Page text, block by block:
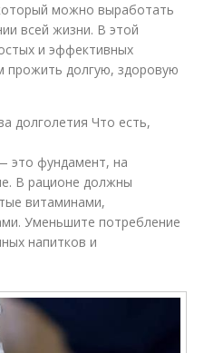
можно выработать
всей жизни. В этой
и эффективных
прожить долгую, здоровую
долголетия Что есть,
это фундамент, на
В рационе должны
витаминами,
Уменьшите потребление
напитков и